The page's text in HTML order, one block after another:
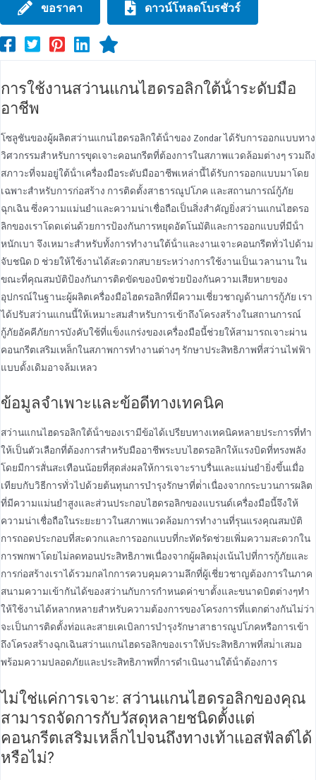
ขอราคา ดาวน์โหลดโบรชัวร์
การใช้งานสว่านแกนไฮดรอลิกใต้น้ําระดับมือ
อาชีพ
โซลูชันของผู้ผลิตสว่านแกนไฮดรอลิกใต้น้ําของ Zondar ได้รับการออกแบบทาง
วิศวกรรมสําหรับการขุดเจาะคอนกรีตที่ต้องการในสภาพแวดล้อมต่างๆ รวมถึง
สภาวะที่จมอยู่ใต้น้ําเครื่องมือระดับมืออาชีพเหล่านี้ได้รับการออกแบบมาโดย
เฉพาะสําหรับการก่อสร้าง การติดตั้งสาธารณูปโภค และสถานการณ์กู้ภัย
ฉุกเฉิน ซึ่งความแม่นยําและความน่าเชื่อถือเป็นสิ่งสําคัญยิ่งสว่านแกนไฮดรอ
ลิกของเราโดดเด่นด้วยการป้องกันการหยุดอัตโนมัติและการออกแบบที่มีน้ํา
หนักเบา จึงเหมาะสําหรับทั้งการทํางานใต้น้ําและงานเจาะคอนกรีตทั่วไปด้าม
จับชนิด D ช่วยให้ใช้งานได้สะดวกสบายระหว่างการใช้งานเป็นเวลานาน ใน
ขณะที่คุณสมบัติป้องกันการติดขัดของบิตช่วยป้องกันความเสียหายของ
อุปกรณ์ในฐานะผู้ผลิตเครื่องมือไฮดรอลิกที่มีความเชี่ยวชาญด้านการกู้ภัย เรา
ได้ปรับสว่านแกนนี้ให้เหมาะสมสําหรับการเข้าถึงโครงสร้างในสถานการณ์
กู้ภัยอัคคีภัยการบังคับใช้ที่แข็งแกร่งของเครื่องมือนี้ช่วยให้สามารถเจาะผ่าน
คอนกรีตเสริมเหล็กในสภาพการทํางานต่างๆ รักษาประสิทธิภาพที่สว่านไฟฟ้า
แบบดั้งเดิมอาจล้มเหลว
ข้อมูลจําเพาะและข้อดีทางเทคนิค
สว่านแกนไฮดรอลิกใต้น้ําของเรามีข้อได้เปรียบทางเทคนิคหลายประการที่ทํา
ให้เป็นตัวเลือกที่ต้องการสําหรับมืออาชีพระบบไฮดรอลิกให้แรงบิดที่ทรงพลัง
โดยมีการสั่นสะเทือนน้อยที่สุดส่งผลให้การเจาะราบรื่นและแม่นยํายิ่งขึ้นเมื่อ
เทียบกับวิธีการทั่วไปด้วยต้นทุนการบํารุงรักษาที่ต่ําเนื่องจากกระบวนการผลิต
ที่มีความแม่นยําสูงและส่วนประกอบไฮดรอลิกของแบรนด์เครื่องมือนี้จึงให้
ความน่าเชื่อถือในระยะยาวในสภาพแวดล้อมการทํางานที่รุนแรงคุณสมบัติ
การถอดประกอบที่สะดวกและการออกแบบที่กะทัดรัดช่วยเพิ่มความสะดวกใน
การพกพาโดยไม่ลดทอนประสิทธิภาพเนื่องจากผู้ผลิตมุ่งเน้นไปที่การกู้ภัยและ
การก่อสร้างเราได้รวมกลไกการควบคุมความลึกที่ผู้เชี่ยวชาญต้องการในภาค
สนามความเข้ากันได้ของสว่านกับการกําหนดค่าขาตั้งและขนาดบิตต่างๆทํา
ให้ใช้งานได้หลากหลายสําหรับความต้องการของโครงการที่แตกต่างกันไม่ว่า
จะเป็นการติดตั้งท่อและสายเคเบิลการบํารุงรักษาสาธารณูปโภคหรือการเข้า
ถึงโครงสร้างฉุกเฉินสว่านแกนไฮดรอลิกของเราให้ประสิทธิภาพที่สม่ําเสมอ
พร้อมความปลอดภัยและประสิทธิภาพที่การดําเนินงานใต้น้ําต้องการ
ไม่ใช่แค่การเจาะ: สว่านแกนไฮดรอลิกของคุณ
สามารถจัดการกับวัสดุหลายชนิดตั้งแต่
คอนกรีตเสริมเหล็กไปจนถึงทางเท้าแอสฟัลต์ได้
หรือไม่?